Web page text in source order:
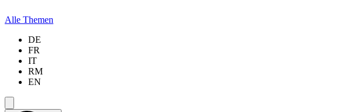
Alle Themen
DE
FR
IT
RM
EN